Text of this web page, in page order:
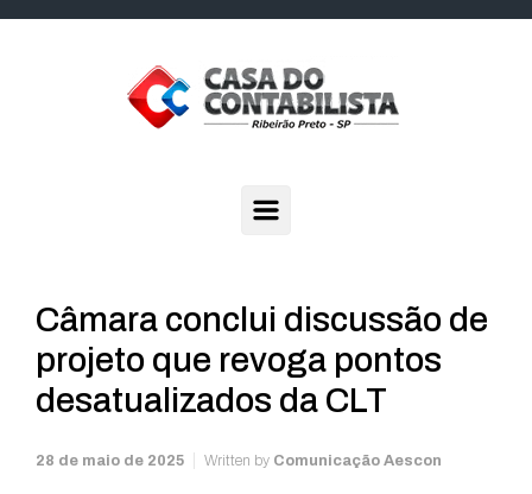
Câmara conclui discussão de
projeto que revoga pontos
desatualizados da CLT
28 de maio de 2025 Written by Comunicação Aescon